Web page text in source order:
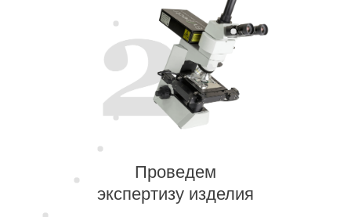
Проведем
экспертизу изделия